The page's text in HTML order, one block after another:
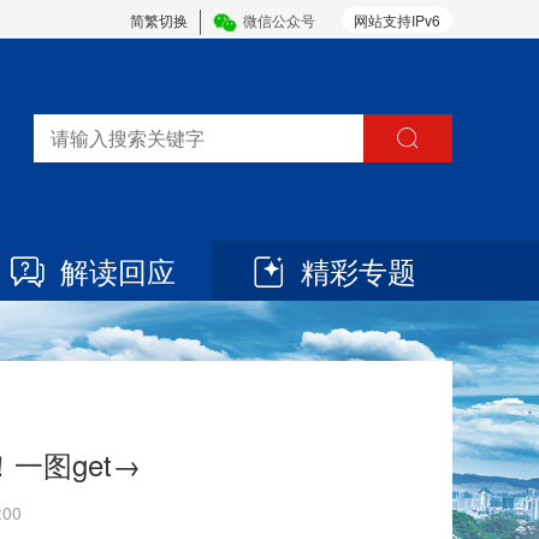
网站支持IPv6
简繁切换 微信公众号
解读回应 精彩专题
一图get→